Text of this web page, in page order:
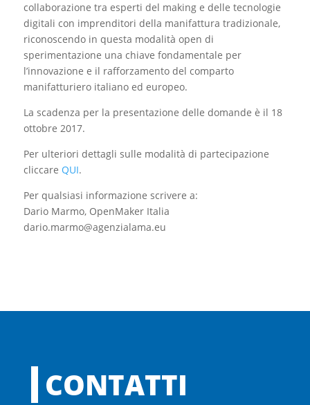
collaborazione tra esperti del making e delle tecnologie
digitali con imprenditori della manifattura tradizionale,
riconoscendo in questa modalità open di
sperimentazione una chiave fondamentale per
l’innovazione e il rafforzamento del comparto
manifatturiero italiano ed europeo.
La scadenza per la presentazione delle domande è il 18
ottobre 2017.
Per ulteriori dettagli sulle modalità di partecipazione
cliccare QUI.
Per qualsiasi informazione scrivere a:
Dario Marmo, OpenMaker Italia
dario.marmo@agenzialama.eu
CONTATTI